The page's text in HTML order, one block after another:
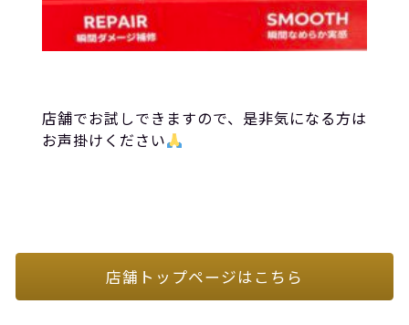
店舗でお試しできますので、是非気になる方は
お声掛けください
店舗トップページはこちら